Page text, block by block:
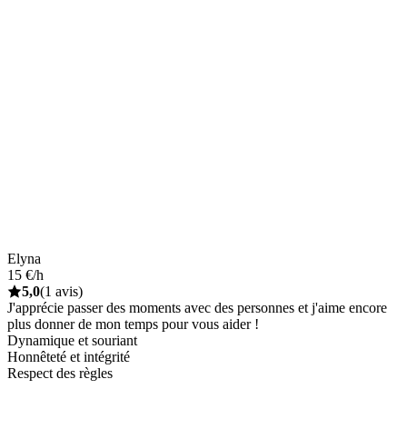
Elyna
15 €/h
5,0(1 avis)
J'apprécie passer des moments avec des personnes et j'aime encore
plus donner de mon temps pour vous aider !
Dynamique et souriant
Honnêteté et intégrité
Respect des règles